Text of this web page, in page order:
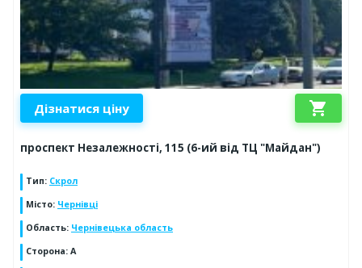
Дізнатися ціну shopping_cart
проспект Незалежності, 115 (6-ий від ТЦ "Майдан")
Тип: Скрол
Місто: Чернівці
Область: Чернівецька область
Сторона: А